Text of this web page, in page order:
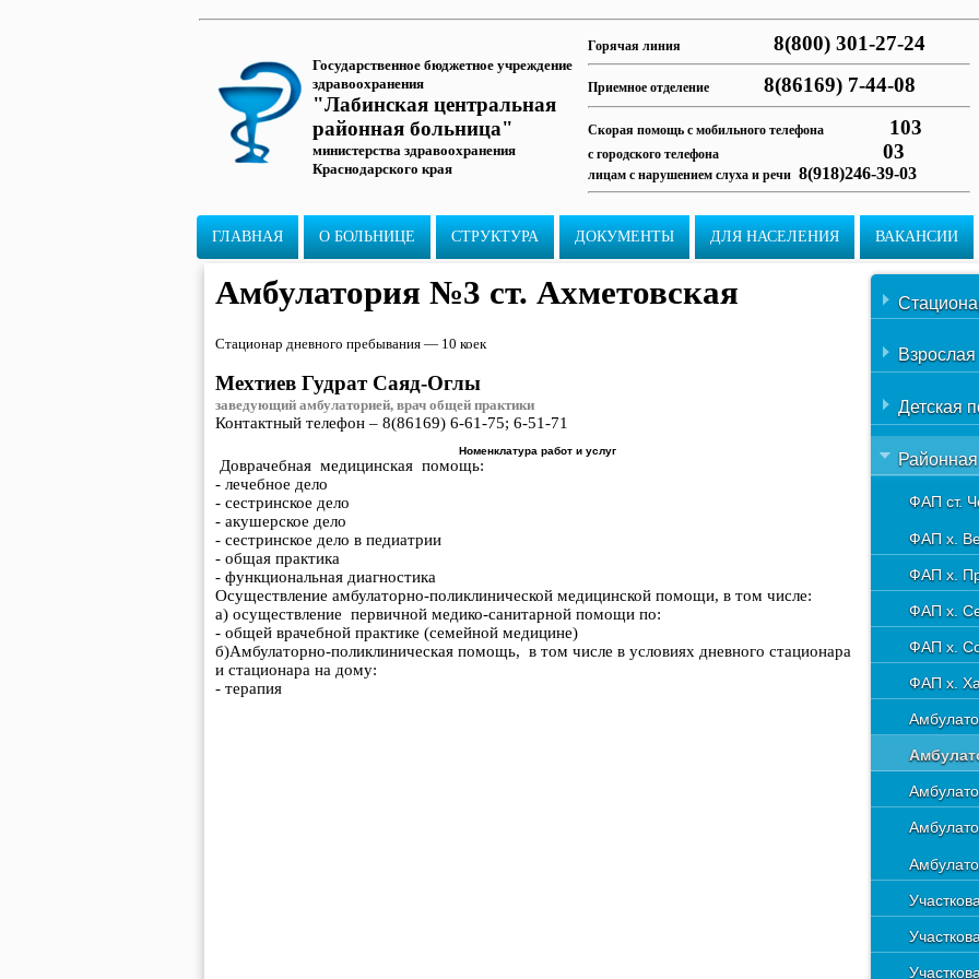
Государственное бюджетное учреждение
здравоохранения
"Лабинская центральная
районная больница"
министерства здравоохранения
Краснодарского края
Горячая линия 8(800) 301-27-24
Приемное отделение 8(86169) 7-44-08
Скорая помощь с мобильного телефона 103
с городского телефона 03
лицам с нарушением слуха и речи 8(918)246-39-03
ГЛАВНАЯ О БОЛЬНИЦЕ СТРУКТУРА ДОКУМЕНТЫ ДЛЯ НАСЕЛЕНИЯ ВАКАНСИИ
Клинико-
Иммунно
Детская
Детская
помощи
Районная
ФАП ст.
ФАП х.
ФАП х.
ФАП х.
ФАП х.
ФАП х.
Амбулатория №3 ст. Ахметовская
Стационар дневного пребывания — 10 коек
Мехтиев Гудрат Саяд-Оглы
заведующий амбулаторией, врач общей практики
Контактный телефон – 8(86169) 6-61-75; 6-51-71
Номенклатура работ и услуг
Доврачебная медицинская помощь:
- лечебное дело
- сестринское дело
- акушерское дело
- сестринское дело в педиатрии
- общая практика
- функциональная диагностика
Осуществление амбулаторно-поликлинической медицинской помощи, в том числе:
а) осуществление первичной медико-санитарной помощи по:
- общей врачебной практике (семейной медицине)
б)Амбулаторно-поликлиническая помощь, в том числе в условиях дневного стационара
и стационара на дому:
- терапия